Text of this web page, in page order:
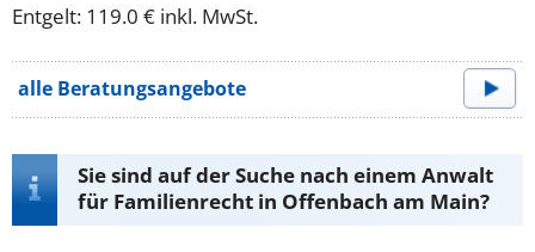
Entgelt: 119.0 € inkl. MwSt.
alle Beratungsangebote
Sie sind auf der Suche nach einem Anwalt
für Familienrecht in Offenbach am Main?